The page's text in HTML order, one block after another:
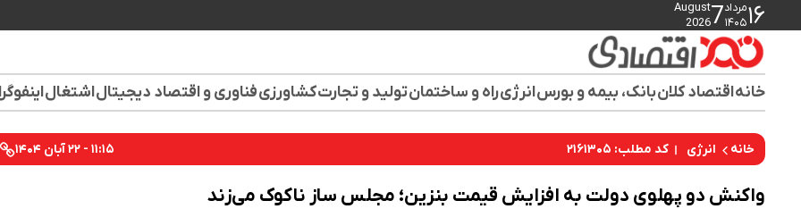
۱۶مرداد
۱۴۰۵7
August
2026
خانهاقتصاد کلانبانک، بیمه و بورسانرژیراه و ساختمانتولید و تجارتکشاورزیفناوری و اقتصاد دیجیتالاشتغال
خانه انرژی کد مطلب: ۲۱۶۱۳۰۵ ۱۱:۱۵ - ۲۲ آبان ۱۴۰۴
واکنش دو پهلوی دولت به افزایش قیمت بنزین؛ مجلس ساز ناکوک می‌زند